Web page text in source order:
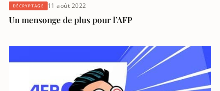
DÉCRYPTAGE 11 août 2022
Un mensonge de plus pour l’AFP